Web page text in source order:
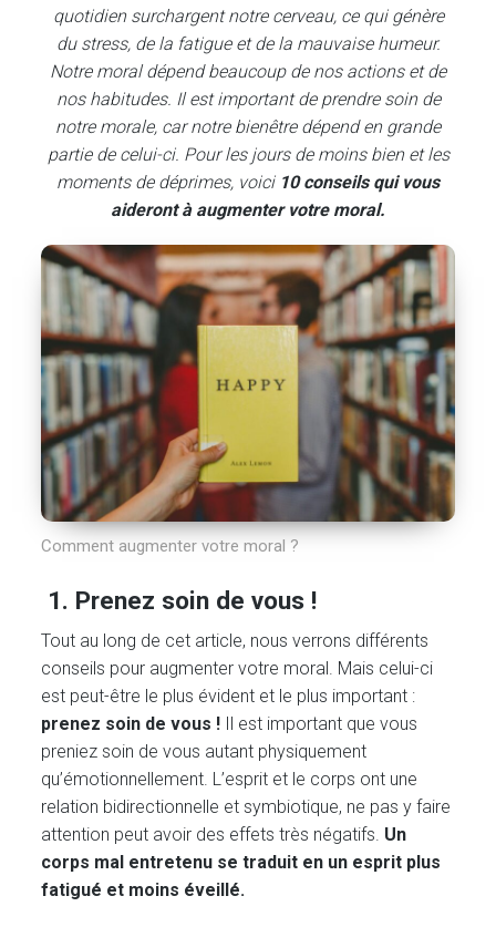
quotidien surchargent notre cerveau, ce qui génère
du stress, de la fatigue et de la mauvaise humeur.
Notre moral dépend beaucoup de nos actions et de
nos habitudes. Il est important de prendre soin de
notre morale, car notre bienêtre dépend en grande
partie de celui-ci. Pour les jours de moins bien et les
moments de déprimes, voici 10 conseils qui vous
aideront à augmenter votre moral.
Comment augmenter votre moral ?
1. Prenez soin de vous !
Tout au long de cet article, nous verrons différents
conseils pour augmenter votre moral. Mais celui-ci
est peut-être le plus évident et le plus important :
prenez soin de vous ! Il est important que vous
preniez soin de vous autant physiquement
qu’émotionnellement. L’esprit et le corps ont une
relation bidirectionnelle et symbiotique, ne pas y faire
attention peut avoir des effets très négatifs. Un
corps mal entretenu se traduit en un esprit plus
fatigué et moins éveillé.